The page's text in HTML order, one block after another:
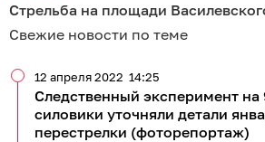
Стрельба на площади
Свежие новости по теме
Следственный эксперимент на
силовики уточняли детали
перестрелки (фоторепортаж)
12 апреля 2022 14:25